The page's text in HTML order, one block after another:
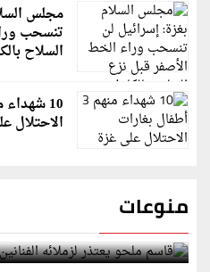
مجلس
تنسحب
السلاح
الاحتلال
منوعات
قاسم ملحو يعتذر لزملائه